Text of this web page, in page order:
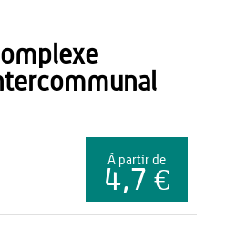
À partir de
4,7 €